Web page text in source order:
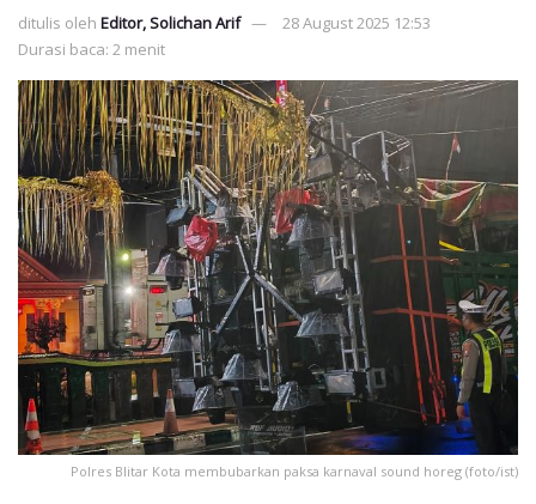
ditulis oleh Editor, Solichan Arif
28 August 2025 12:53
Durasi baca: 2 menit
Polres Blitar Kota membubarkan paksa karnaval sound horeg (foto/ist)